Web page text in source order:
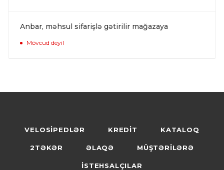
Anbar, məhsul sifarişlə gətirilir mağazaya
Mövcud deyil
VELOSİPEDLƏR KREDİT KATALOQ
2TƏKƏR ƏLAQƏ MÜŞTƏRİLƏRƏ
İSTEHSALÇILAR